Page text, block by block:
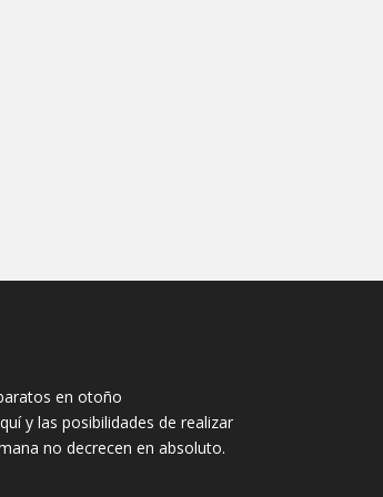
en otoño
y las posibilidades de realizar
no decrecen en absoluto.